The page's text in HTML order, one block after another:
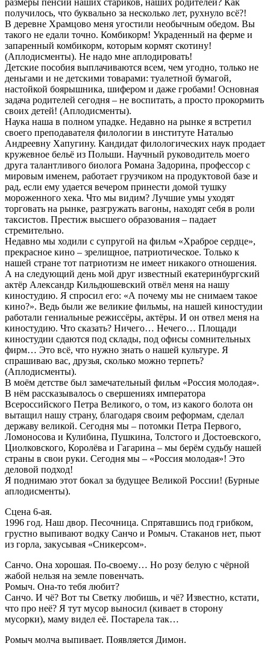
получилось, что буквально за несколько лет, рухнуло всё?!
В деревне Храмцово меня угостили необычным обедом. Вы
такого не едали точно. Комбикорм! Украденный на ферме и
запаренный комбикорм, которым кормят скотину!
(Аплодисменты). Не надо мне аплодировать!
Детские пособия выплачиваются всем, чем угодно, только не
деньгами и не детскими товарами: туалетной бумагой,
настойкой боярышника, шифером и даже гробами! Основная
задача родителей сегодня – не воспитать, а просто прокормить
своих детей! (Аплодисменты).
Наука наша в полном упадке. Недавно на рынке я встретил
своего преподавателя филологии в институте Наталью
Андреевну Хапугину. Кандидат филологических наук продает
кружевное бельё из Польши. Научный руководитель моего
друга талантливого биолога Романа Задорина, профессор с
мировым именем, работает грузчиком на продуктовой базе и
рад, если ему удается вечером принести домой тушку
мороженного хека. Что мы видим? Лучшие умы уходят
торговать на рынке, разгружать вагоны, находят себя в роли
таксистов. Престиж высшего образования – падает
стремительно.
Недавно мы ходили с супругой на фильм «Храброе сердце»,
прекрасное кино – зрелищное, патриотическое. Только к
нашей стране тот патриотизм не имеет никакого отношения.
А на следующий день мой друг известный екатеринбургский
актёр Александр Кильдюшевский отвёл меня на нашу
киностудию. Я спросил его: «А почему мы не снимаем такое
кино?». Ведь были же великие фильмы, на нашей киностудии
работали гениальные режиссёры, актёры. И он отвел меня на
киностудию. Что сказать? Ничего… Нечего… Площади
киностудии сдаются под склады, под офисы сомнительных
фирм… Это всё, что нужно знать о нашей культуре. Я
спрашиваю вас, друзья, сколько можно терпеть?
(Аплодисменты).
В моём детстве был замечательный фильм «Россия молодая».
В нём рассказывалось о свершениях императора
Всероссийского Петра Великого, о том, из какого болота он
вытащил нашу страну, благодаря своим реформам, сделал
державу великой. Сегодня мы – потомки Петра Первого,
Ломоносова и Кулибина, Пушкина, Толстого и Достоевского,
Циолковского, Королёва и Гагарина – мы берём судьбу нашей
страны в свои руки. Сегодня мы – «Россия молодая»! Это
деловой подход!
Я поднимаю этот бокал за будущее Великой России! (Бурные
аплодисменты).
Сцена 6-ая.
1996 год. Наш двор. Песочница. Спрятавшись под грибком,
грустно выпивают водку Санчо и Ромыч. Стаканов нет, пьют
из горла, закусывая «Сникерсом».
Санчо. Она хорошая. По-своему… Но розу белую с чёрной
жабой нельзя на земле повенчать.
Ромыч. Она-то тебя любит?
Санчо. И чё? Вот ты Светку любишь, и чё? Известно, кстати,
что про неё? Я тут мусор выносил (кивает в сторону
мусорки), маму видел её. Постарела так…
Ромыч молча выпивает. Появляется Димон.